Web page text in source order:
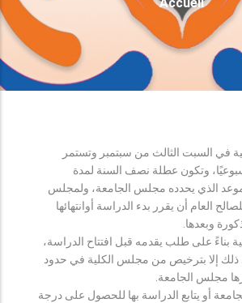
في السبت الثالث من سبتمبر وتستمر
وتكون عطلة نصف السنة لمدة
الذي يحدده مجلس الجامعة، ولمجلس
العام أن يقرر بدء الدراسة أوانتهائها
وبعدها.
بناءً على طلب يقدمه قبل افتتاح الدراسة،
ذلك إلا بترخيص من مجلس الكلية في حدود
مجلس الجامعة.
أو يتابع الدراسة بها للحصول على درجة